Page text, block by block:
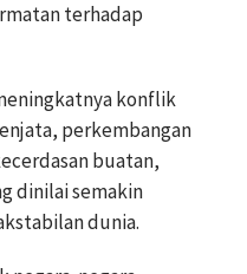
terhadap
konflik
perkembangan
buatan,
dinilai semakin
dunia.